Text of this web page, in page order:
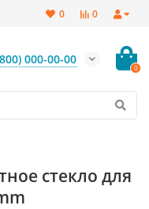
0
0
000-00-00
0
стекло для